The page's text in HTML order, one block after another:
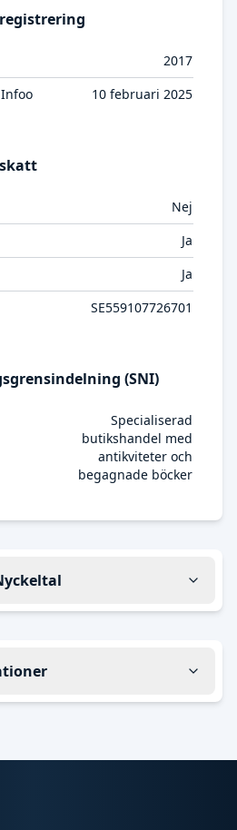
2017
10 februari 2025
Nej
Ja
Ja
SE559107726701
(SNI)
Specialiserad
butikshandel med
antikviteter och
begagnade böcker